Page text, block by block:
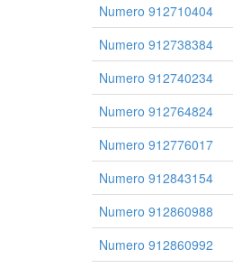
Numero 912710404
Numero 912738384
Numero 912740234
Numero 912764824
Numero 912776017
Numero 912843154
Numero 912860988
Numero 912860992